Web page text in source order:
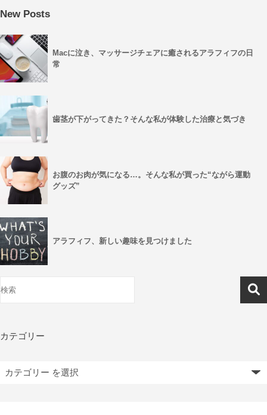
New Posts
Macに泣き、マッサージチェアに癒されるアラフィフの日
常
歯茎が下がってきた？そんな私が体験した治療と気づき
お腹のお肉が気になる…。そんな私が買った“ながら運動
グッズ”
アラフィフ、新しい趣味を見つけました
カテゴリー